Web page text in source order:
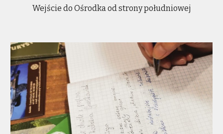
Wejście do Ośrodka od strony południowej